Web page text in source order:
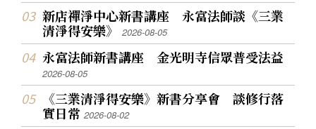
新店禪淨中心新書講座 永富法師談《三業
清淨得安樂》2026-08-05
永富法師新書講座 金光明寺信眾普受法益
2026-08-05
《三業清淨得安樂》新書分享會 談修行落
實日常2026-08-02